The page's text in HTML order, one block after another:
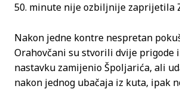
50. minute nije ozbiljnije zaprijetila
Nakon jedne kontre nespretan
Orahovčani su stvorili dvije prigode
nastavku zamijenio Špoljarića, ali
nakon jednog ubačaja iz kuta, ipak